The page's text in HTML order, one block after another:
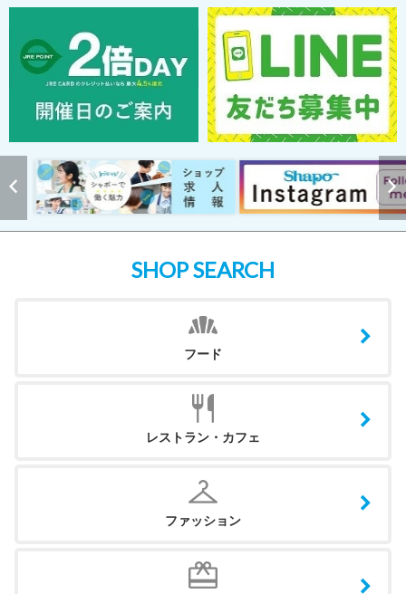
SHOP SEARCH
フード
レストラン・カフェ
ファッション